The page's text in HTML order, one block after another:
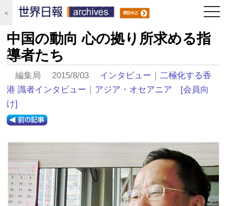
＜
中国の動向 心の拠り所求める指
導者たち
編集局 2015/8/03 インタビュー ｜二極化する香
港 識者インタビュー ｜ アジア・オセアニア
[会員向
け]